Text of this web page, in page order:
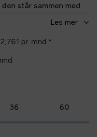
står sammen med
og blomstene
inngravert i
sokkel med to bolter.
Les mer
pr. mnd. *
36 60